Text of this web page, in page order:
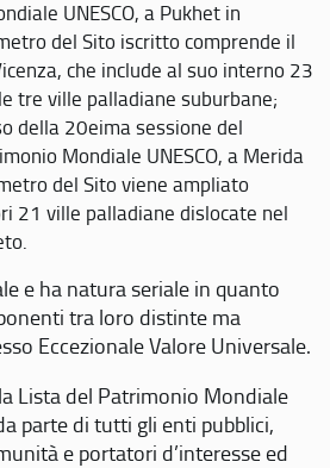
UNESCO, a Pukhet in
del Sito iscritto comprende il
che include al suo interno 23
tre ville palladiane suburbane;
della 20eima sessione del
Mondiale UNESCO, a Merida
del Sito viene ampliato
21 ville palladiane dislocate nel
e ha natura seriale in quanto
tra loro distinte ma
Eccezionale Valore Universale.
Lista del Patrimonio Mondiale
parte di tutti gli enti pubblici,
e portatori d’interesse ed